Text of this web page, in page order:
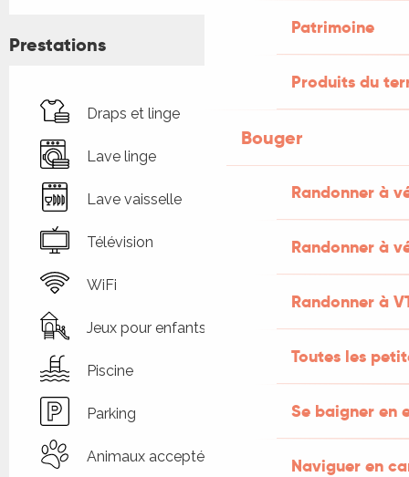
Patrimoine
Produits du
Bouger
Randonner à
Randonner à
Randonner à
Toutes les
Se baigner en
Naviguer en
Prestations
Draps et linge
Lave linge
Lave vaisselle
Télévision
WiFi
Jeux pour enfants / Espace jeux
Piscine
Parking
Animaux acceptés